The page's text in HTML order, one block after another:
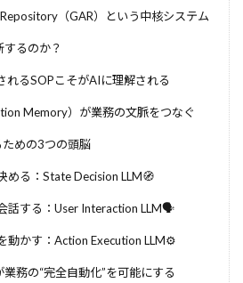
（GAR）という中核システム
るのか？
れるSOPこそがAIに理解される
Memory）が業務の文脈をつなぐ
めの3つの頭脳
める：State Decision LLM🧭
話する：User Interaction LLM🗣️
動かす：Action Execution LLM⚙️
務の“完全自動化”を可能にする